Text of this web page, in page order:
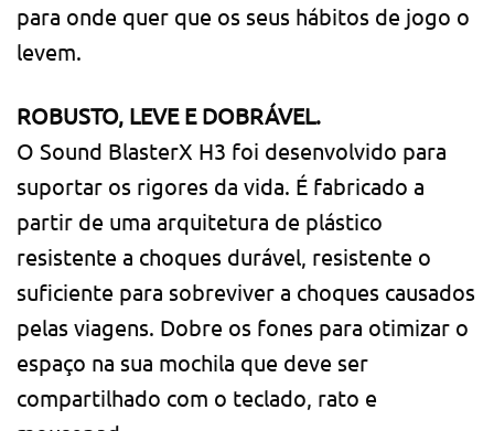
para onde quer que os seus hábitos de jogo o
levem.
ROBUSTO, LEVE E DOBRÁVEL.
O Sound BlasterX H3 foi desenvolvido para
suportar os rigores da vida. É fabricado a
partir de uma arquitetura de plástico
resistente a choques durável, resistente o
suficiente para sobreviver a choques causados
pelas viagens. Dobre os fones para otimizar o
espaço na sua mochila que deve ser
compartilhado com o teclado, rato e